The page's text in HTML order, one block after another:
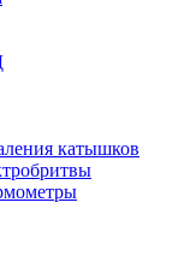
катышков